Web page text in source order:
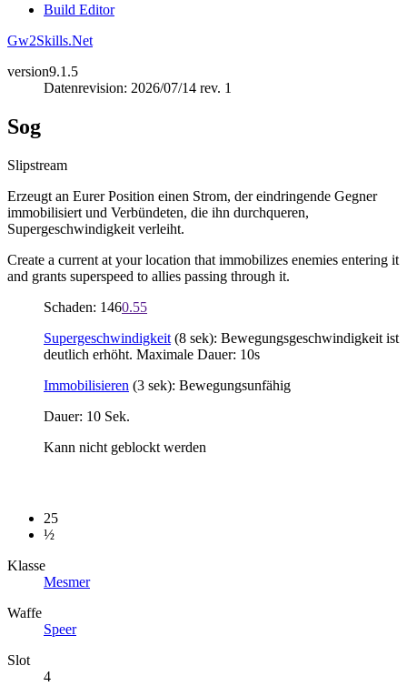
Build Editor
Gw2Skills.Net
version9.1.5
Datenrevision: 2026/07/14 rev. 1
Sog
Slipstream
Erzeugt an Eurer Position einen Strom, der eindringende Gegner
immobilisiert und Verbündeten, die ihn durchqueren,
Supergeschwindigkeit verleiht.
Create a current at your location that immobilizes enemies entering it
and grants superspeed to allies passing through it.
Schaden: 1460.55
Supergeschwindigkeit (8 sek): Bewegungsgeschwindigkeit ist
deutlich erhöht. Maximale Dauer: 10s
Immobilisieren (3 sek): Bewegungsunfähig
Dauer: 10 Sek.
Kann nicht geblockt werden
25
½
Klasse
Mesmer
Waffe
Speer
Slot
4